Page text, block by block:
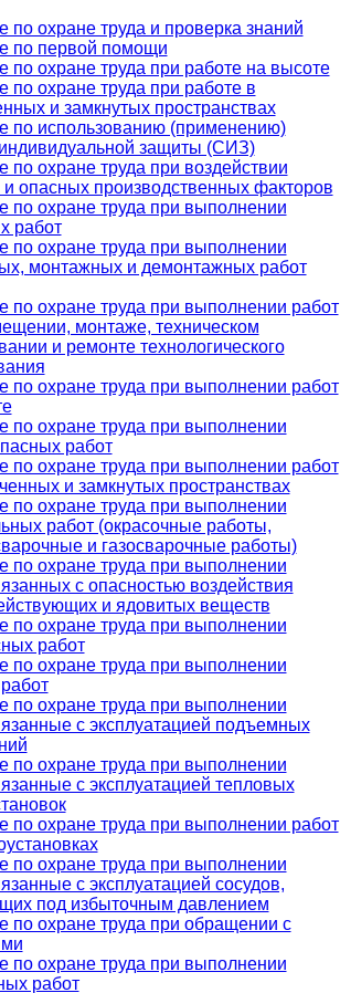
по охране труда и проверка знаний
по первой помощи
по охране труда при работе на высоте
по охране труда при работе в
и замкнутых пространствах
по использованию (применению)
защиты (СИЗ)
по охране труда при воздействии
опасных производственных факторов
по охране труда при выполнении
работ
по охране труда при выполнении
монтажных и демонтажных работ
по охране труда при выполнении работ
монтаже, техническом
и ремонте технологического
по охране труда при выполнении работ
по охране труда при выполнении
работ
по охране труда при выполнении работ
и замкнутых пространствах
по охране труда при выполнении
работ (окрасочные работы,
и газосварочные работы)
по охране труда при выполнении
с опасностью воздействия
и ядовитых веществ
по охране труда при выполнении
работ
по охране труда при выполнении
по охране труда при выполнении
с эксплуатацией подъемных
по охране труда при выполнении
с эксплуатацией тепловых
по охране труда при выполнении работ
по охране труда при выполнении
с эксплуатацией сосудов,
под избыточным давлением
по охране труда при обращении с
по охране труда при выполнении
работ